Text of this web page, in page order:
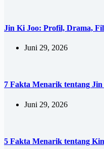
Jin Ki Joo: Profil, Drama,
Juni 29, 2026
7 Fakta Menarik tentang
Juni 29, 2026
5 Fakta Menarik tentang